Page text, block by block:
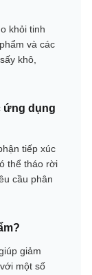
khỏi tinh
và các
khô,
ứng dụng
tiếp xúc
thể tháo rời
cầu phân
giảm
một số